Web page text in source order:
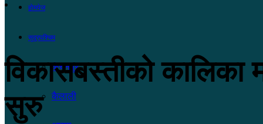
होमपेज
सुदूरपश्चिम
कंचनपुर
कैलाली
विकासबस्तीको कालिका
सुरु